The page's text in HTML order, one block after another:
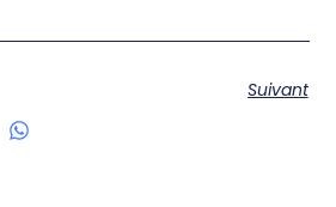
Suivant